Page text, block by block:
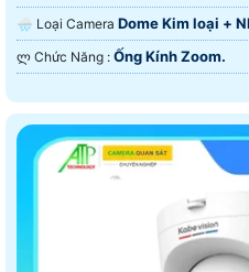
🌧️ Loại Camera Dome Kim loại +
️ლ Chức Năng : Ống Kính Zoom.